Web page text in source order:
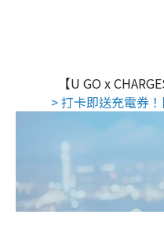
【U GO x
> 打卡即送充電券